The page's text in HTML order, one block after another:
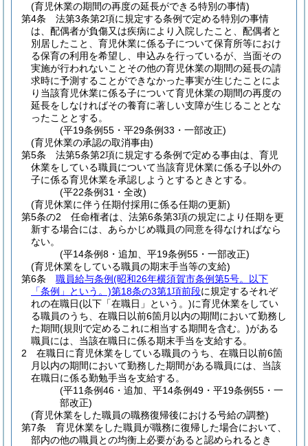
(育児休業の期間の再度の延長ができる特別の事情)
第4条
法第3条第2項に規定する条例で定める特別の事情
は、配偶者が負傷又は疾病により入院したこと、配偶者と
別居したこと、育児休業に係る子について保育所等におけ
る保育の利用を希望し、申込みを行っているが、当面その
実施が行われないことその他の育児休業の期間の延長の請
求時に予測することができなかった事実が生じたことによ
り当該育児休業に係る子について育児休業の期間の再度の
延長をしなければその養育に著しい支障が生じることとな
ったこととする。
(平19条例55・平29条例33・一部改正)
(育児休業の承認の取消事由)
第5条
法第5条第2項に規定する条例で定める事由は、育児
休業をしている職員について当該育児休業に係る子以外の
子に係る育児休業を承認しようとするときとする。
(平22条例31・全改)
(育児休業に伴う任期付採用に係る任期の更新)
第5条の2
任命権者は、法第6条第3項の規定により任期を更
新する場合には、あらかじめ職員の同意を得なければなら
ない。
(平14条例8・追加、平19条例55・一部改正)
(育児休業をしている職員の期末手当等の支給)
第6条
職員給与条例(昭和26年横須賀市条例第5号。以下
「条例」という。)第18条の3第1項前段に規定するそれぞ
れの在職日(以下「在職日」という。)に育児休業をしてい
る職員のうち、在職日以前6箇月以内の期間において勤務し
た期間(規則で定めるこれに相当する期間を含む。)がある
職員には、当該在職日に係る期末手当を支給する。
2
在職日に育児休業をしている職員のうち、在職日以前6箇
月以内の期間において勤務した期間がある職員には、当該
在職日に係る勤勉手当を支給する。
(平11条例46・追加、平14条例49・平19条例55・一
部改正)
(育児休業をした職員の職務復帰後における号給の調整)
第7条
育児休業をした職員が職務に復帰した場合において、
部内の他の職員との均衡上必要があると認められるとき